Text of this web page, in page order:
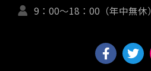
9：00〜18：00（年中無休）